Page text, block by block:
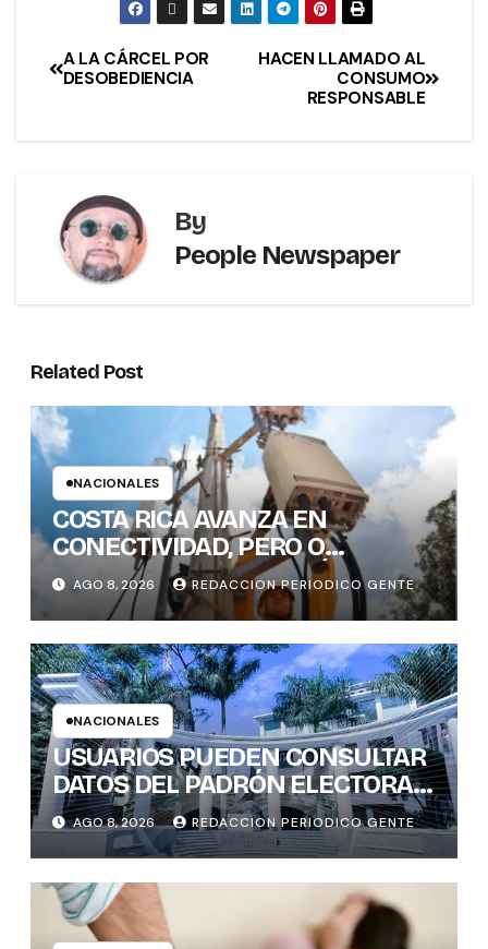
HACEN LLAMADO AL
CONSUMO
RESPONSABLE
A LA CÁRCEL POR
DESOBEDIENCIA
By
People Newspaper
Related Post
NACIONALES
COSTA RICA AVANZA EN
CONECTIVIDAD, PERO O
BRECHAS DIGITALES, AÚN DEJAN
REZAGADOS A CANTONES
RURALES
AGO 8, 2026 REDACCION PERIODICO GENTE
NACIONALES
USUARIOS PUEDEN CONSULTAR
DATOS DEL PADRÓN ELECTORAL
DE FORMA INTERACTIVA Y CON
GENERACIÓN INSTANTÁNEA DE
GRÁFICOS
AGO 8, 2026 REDACCION PERIODICO GENTE